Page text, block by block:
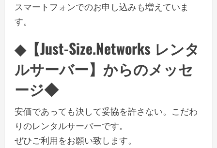
スマートフォンでのお申し込みも増えていま
す。
◆【Just-Size.Networks レンタ
ルサーバー】からのメッセ
ージ◆
安価であっても決して妥協を許さない。こだわ
りのレンタルサーバーです。
ぜひご利用をお願い致します。